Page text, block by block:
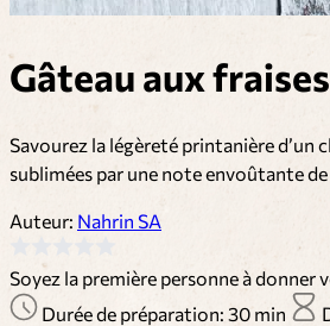
Gâteau aux
Savourez la légèreté printanière d’un
sublimées par une note envoûtante
Auteur: Nahrin SA
Soyez la première personne à donner
Durée de préparation: 30 min